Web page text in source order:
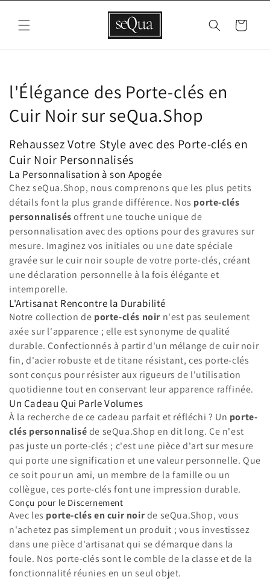
et
au
Panier
C
o
l
l
e
c
t
i
o
n
:
l'Élégance des Porte-clés en
Cuir Noir sur seQua.Shop
Rehaussez Votre Style avec des Porte-clés en
Cuir Noir Personnalisés
La Personnalisation à son Apogée
Chez seQua.Shop, nous comprenons que les plus petits
détails font la plus grande différence. Nos porte-clés
personnalisésoffrent une touche unique de
personnalisation avec des options pour des gravures sur
mesure. Imaginez vos initiales ou une date spéciale
gravée sur le cuir noir souple de votre porte-clés, créant
une déclaration personnelle à la fois élégante et
intemporelle.
L'Artisanat Rencontre la Durabilité
Notre collection de porte-clés noir n'est pas seulement
axée sur l'apparence ; elle est synonyme de qualité
durable. Confectionnés à partir d'un mélange de cuir noir
fin, d'acier robuste et de titane résistant, ces porte-clés
sont conçus pour résister aux rigueurs de l'utilisation
quotidienne tout en conservant leur apparence raffinée.
Un Cadeau Qui Parle Volumes
À la recherche de ce cadeau parfait et réfléchi ? Un porte-
clés personnaliséde seQua.Shop en dit long. Ce n'est
pas juste un porte-clés ; c'est une pièce d'art sur mesure
qui porte une signification et une valeur personnelle. Que
ce soit pour un ami, un membre de la famille ou un
collègue, ces porte-clés font une impression durable.
Conçu pour le Discernement
Avec les porte-clés en cuir noirde seQua.Shop, vous
n'achetez pas simplement un produit ; vous investissez
dans une pièce d'artisanat qui se démarque dans la
foule. Nos porte-clés sont le comble de la classe et de la
fonctionnalité réunies en un seul objet.